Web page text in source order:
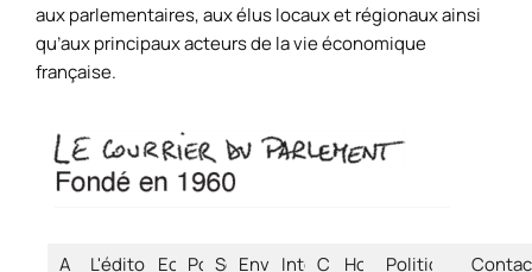
aux parlementaires, aux élus locaux et régionaux ainsi
qu’aux principaux acteurs de la vie économique
française.
Accueil
L'édito Economie
Politique
SociétéEnvironnement
International
CultureHors-Politique de
À